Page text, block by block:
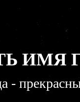
ИМЯ
-